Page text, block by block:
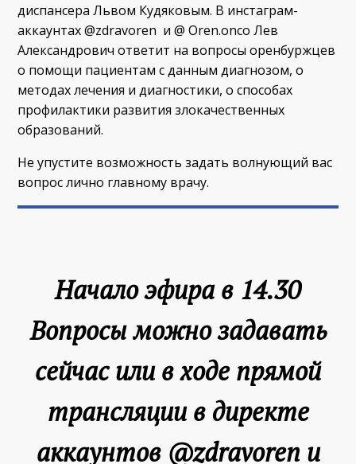
диспансера Львом Кудяковым. В инстаграм-
аккаунтах @zdravoren и @ Oren.onco Лев
Александрович ответит на вопросы оренбуржцев
о помощи пациентам с данным диагнозом, о
методах лечения и диагностики, о способах
профилактики развития злокачественных
образований.
Не упустите возможность задать волнующий вас
вопрос лично главному врачу.
Начало эфира в 14.30
Вопросы можно задавать
сейчас или в ходе прямой
трансляции в директе
аккаунтов @zdravoren и